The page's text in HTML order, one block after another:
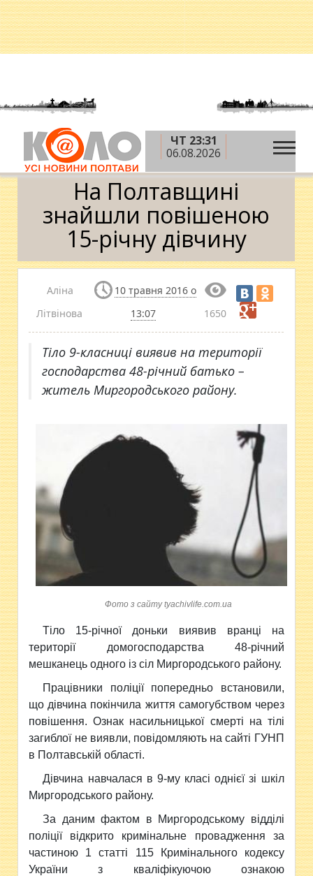
ЧТ 23:31
06.08.2026
Головна » Новини » Кримінал »
Полтавщині знайшли повішеною 15-річну дівчину
На Полтавщині
знайшли повішеною
15-річну дівчину
Аліна
Літвінова
10 травня 2016 о
13:07
1650
Тіло 9-класниці виявив на території
господарства 48-річний батько –
житель Миргородського району.
Фото з сайту tyachivlife.com.ua
Тіло 15-річної доньки виявив вранці на
території домогосподарства 48-річний
мешканець одного із сіл Миргородського району.
Працівники поліції попередньо встановили,
що дівчина покінчила життя самогубством через
повішення. Ознак насильницької смерті на тілі
загиблої не виявли, повідомляють на сайті ГУНП
в Полтавській області.
Дівчина навчалася в 9-му класі однієї зі шкіл
Миргородського району.
За даним фактом в Миргородському відділі
поліції відкрито кримінальне провадження за
частиною 1 статті 115 Кримінального кодексу
України з кваліфікуючою ознакою